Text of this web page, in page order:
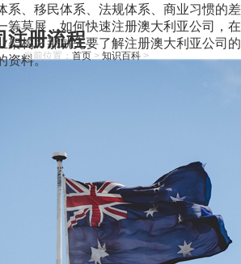
当前位置： 首页> 知识百科>
系、移民体系、法规体系、商业习惯的差
筹莫展，如何快速注册澳大利亚公司，在
架构？那就先要了解注册澳大利亚公司的
资料。
注册流程